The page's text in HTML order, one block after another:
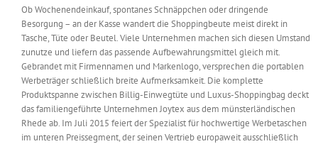
Product Guide
Jobshop
Suche
nach:
Ob Wochenendeinkauf, spontanes Schnäppchen oder dringende
Besorgung – an der Kasse wandert die Shoppingbeute meist direkt in
Tasche, Tüte oder Beutel. Viele Unternehmen machen sich diesen Umstand
zunutze und liefern das passende Aufbewahrungsmittel gleich mit.
Gebrandet mit Firmennamen und Markenlogo, versprechen die portablen
Werbeträger schließlich breite Aufmerksamkeit. Die komplette
Produktspanne zwischen Billig-Einwegtüte und Luxus-Shoppingbag deckt
das familiengeführte Unternehmen Joytex aus dem münsterländischen
Rhede ab. Im Juli 2015 feiert der Spezialist für hochwertige Werbetaschen
im unteren Preissegment, der seinen Vertrieb europaweit ausschließlich